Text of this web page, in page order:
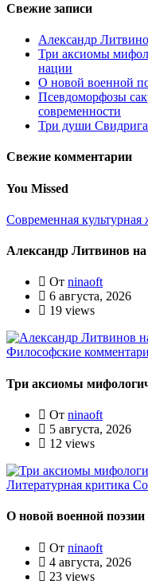
Свежие записи
Александр
Три аксиомы
нации
О новой военной
Псевдоморфозы
современности
Три души
Свежие комментарии
You Missed
Современная культурная
Александр Литвинов
От ninaoft
6 августа, 2026
19 views
Философские
Три аксиомы
От ninaoft
5 августа, 2026
12 views
Литературная критика
О новой военной
От ninaoft
4 августа, 2026
23 views